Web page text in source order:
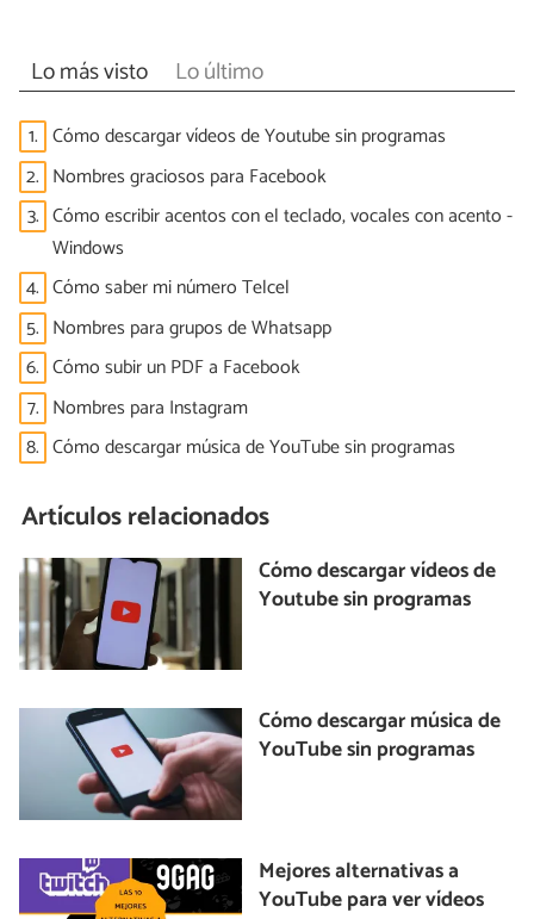
Lo más visto Lo último
1. Cómo descargar vídeos de Youtube sin programas
2. Nombres graciosos para Facebook
3. Cómo escribir acentos con el teclado, vocales con acento -
Windows
4. Cómo saber mi número Telcel
5. Nombres para grupos de Whatsapp
6. Cómo subir un PDF a Facebook
7. Nombres para Instagram
8. Cómo descargar música de YouTube sin programas
Artículos relacionados
Cómo descargar vídeos de
Youtube sin programas
Cómo descargar música de
YouTube sin programas
Mejores alternativas a
YouTube para ver vídeos